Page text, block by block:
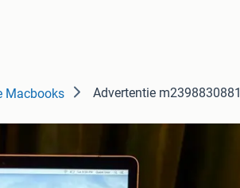
Macbooks Advertentie m2398830881